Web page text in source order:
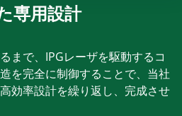
専用設計
まで、IPGレーザを駆動するコ
を完全に制御することで、当社
効率設計を繰り返し、完成させ